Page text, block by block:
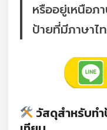
หรืออยู่เหนือภ
ป้ายที่มีภาษา
วัสดุสำหรับท